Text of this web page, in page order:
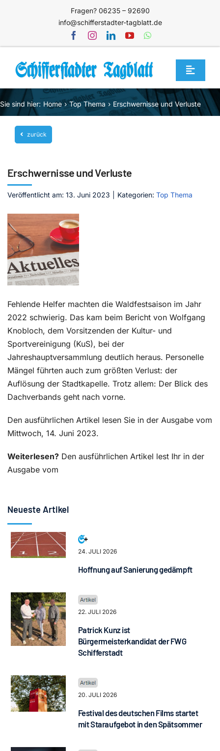
Fragen? 06235 – 92690
info@schifferstadter-tagblatt.de
Toggle
Home
Themen
Blog
Service
Mediathek
Jetzt abonnieren
Kontakt
Sie sind hier: Home Top Thema Erschwernisse und Verluste
zurück
Erschwernisse und Verluste
Veröffentlicht am: 13. Juni 2023 Kategorien: Top Thema
Fehlende Helfer machten die Waldfestsaison im Jahr
2022 schwierig. Das kam beim Bericht von Wolfgang
Knobloch, dem Vorsitzenden der Kultur- und
Sportvereinigung (KuS), bei der
Jahreshauptversammlung deutlich heraus. Personelle
Mängel führten auch zum größten Verlust: der
Auflösung der Stadtkapelle. Trotz allem: Der Blick des
Dachverbands geht nach vorne.
Den ausführlichen Artikel lesen Sie in der Ausgabe vom
Mittwoch, 14. Juni 2023.
Weiterlesen? Den ausführlichen Artikel lest Ihr in der
Ausgabe vom
Neueste Artikel
24. JULI 2026
Hoffnung auf Sanierung gedämpft
22. JULI 2026
Patrick Kunz ist
Bürgermeisterkandidat der FWG
Schifferstadt
20. JULI 2026
Festival des deutschen Films startet
mit Staraufgebot in den Spätsommer